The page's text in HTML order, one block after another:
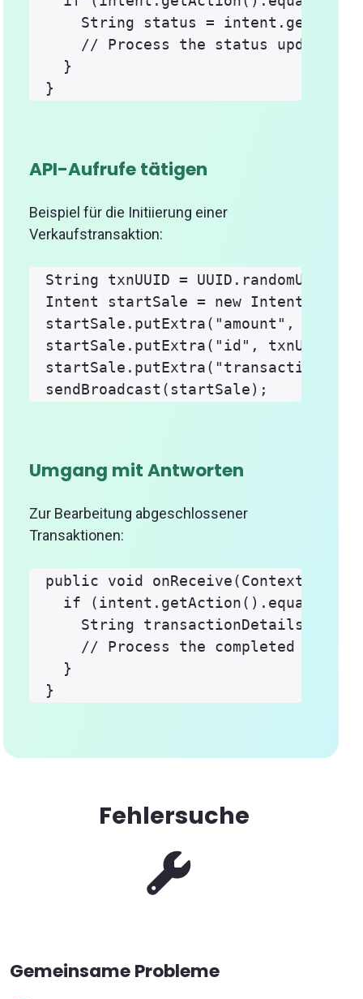
String status =
    // Process the status update
  }
API-Aufrufe tätigen
Beispiel für die Initiierung einer
Verkaufstransaktion:
String txnUUID =
Intent startSale = new
startSale.putExtra("amount",
startSale.putExtra("id", txnUUID);
Umgang mit Antworten
Zur Bearbeitung abgeschlossener
Transaktionen:
public void onReceive(Context
if
String transactionDetails =
// Process the completed
  }
Fehlersuche
Gemeinsame Probleme